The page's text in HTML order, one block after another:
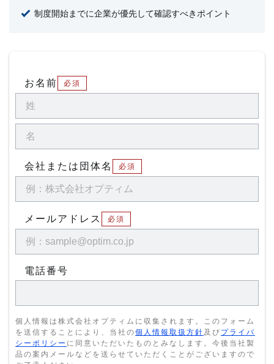
制度開始までに企業が優先して確認すべきポイント
お名前 必須
会社または団体名 必須
メールアドレス 必須
電話番号
個人情報は株式会社オプティムに収集されます。このフォーム
を送信することにより、当社の個人情報取扱方針 及び プライバ
シーポリシー に同意いただいたものとみなします。今後当社製
品の案内メールなどを送らせていただくことがございますので